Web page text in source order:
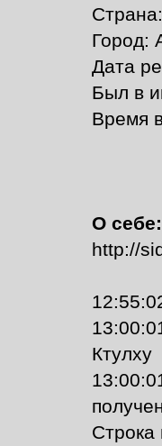
Город:
Дата
Был в
Время
О себе:
http://
Ктулху